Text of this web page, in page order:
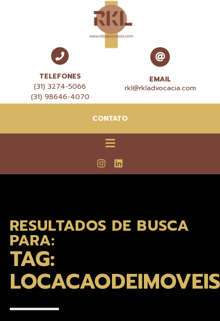
TELEFONES
(31) 3274-5066
(31) 98646-4070
EMAIL
rkl@rkladvocacia.com
CONTATO
RESULTADOS DE BUSCA
PARA:
TAG:
LOCACAODEIMOVEIS